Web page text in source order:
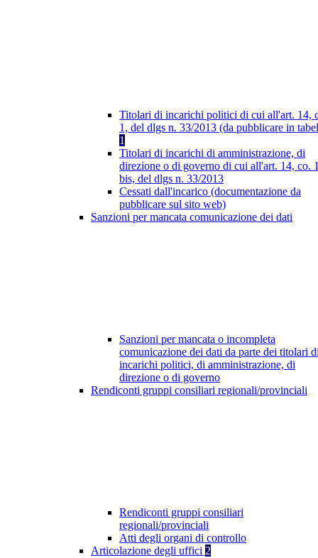
Titolari di incarichi politici di cui all'art. 14,
1, del dlgs n. 33/2013 (da pubblicare in
1
Titolari di incarichi di amministrazione, di
direzione o di governo di cui all'art. 14, co.
bis, del dlgs n. 33/2013
Cessati dall'incarico (documentazione da
pubblicare sul sito web)
Sanzioni per mancata comunicazione dei dati
Sanzioni per mancata o incompleta
comunicazione dei dati da parte dei titolari
incarichi politici, di amministrazione, di
direzione o di governo
Rendiconti gruppi consiliari regionali/provinciali
Rendiconti gruppi consiliari
regionali/provinciali
Atti degli organi di controllo
Articolazione degli uffici 2